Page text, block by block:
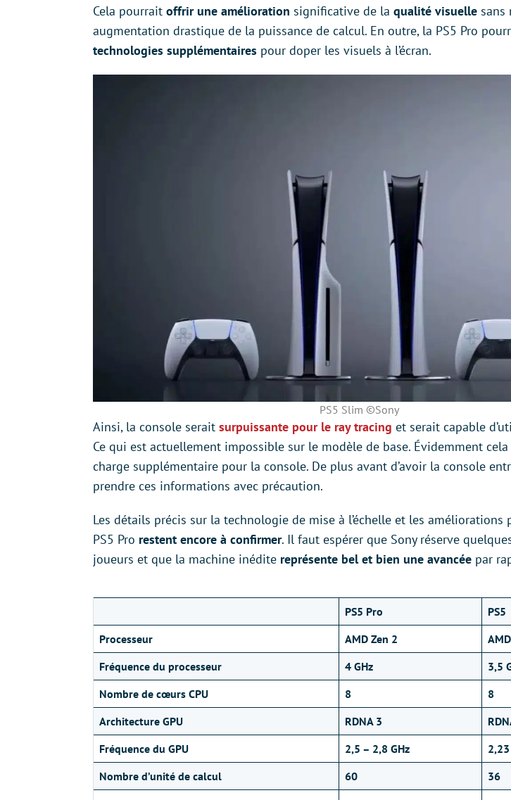
Cela pourrait offrir une amélioration significative de la qualité visuelle sans
augmentation drastique de la puissance de calcul. En outre, la PS5 Pro
technologies supplémentaires pour doper les visuels à l’écran.
PS5 Slim ©Sony
Ainsi, la console serait surpuissante pour le ray tracing et serait capable
Ce qui est actuellement impossible sur le modèle de base. Évidemment
charge supplémentaire pour la console. De plus avant d’avoir la console
prendre ces informations avec précaution.
Les détails précis sur la technologie de mise à l’échelle et les améliorations
PS5 Pro restent encore à confirmer. Il faut espérer que Sony réserve
joueurs et que la machine inédite représente bel et bien une avancée par
PS5 Pro
PS5
Processeur
AMD Zen 2
Fréquence du processeur
4 GHz
3,5
Nombre de cœurs CPU
8
8
Architecture GPU
RDNA 3
Fréquence du GPU
2,5 – 2,8 GHz
2,23
Nombre d’unité de calcul
60
36